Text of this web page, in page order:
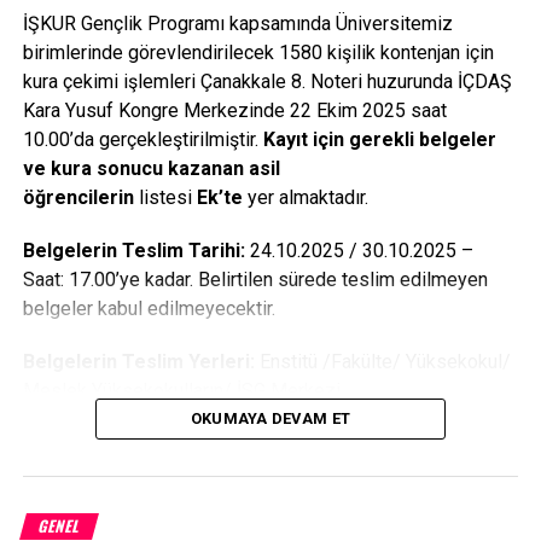
Boğazı“ da demiştir. İşte boğaza ismini de veren bu kentte
boğazlarla ilgili en eski gümrük yasası da bulunmuştur. Bu
da bu geçiş noktasının tarihtedi önemini açıkca ortaya
koymaktadır. İstanbul Arkeoloji Müzeleri’ndeki Troia
eserlerinin hemen önünde sergilenen bu yazıtta aynen
şunlar kazılmıştır:
Gümrüğü Yasası:
Eğer kim bu kuralları çiğnemeye cesaret ederse, ona dost
koyduğumuz bu kuralların hiç bir şekilde dışına
çıkılmasın. Çünkü biz onunun gizli ve kötü bir iş
yapmamasını, uyanık olmasını ve çok çalışmasını isteriz.
Emirlerimiz taş levhalara kazınıp, hem görmek
İŞKUR Gençlik Programı kapsamında Üniversitemiz
birimlerinde görevlendirilecek 1580 kişilik kontenjan için
kura çekimi işlemleri Çanakkale 8. Noteri huzurunda İÇDAŞ
Kara Yusuf Kongre Merkezinde 22 Ekim 2025 saat
10.00’da gerçekleştirilmiştir. Kayıt için gerekli belgeler
ve kura sonucu kazanan asil
öğrencilerin listesi Ek’te yer almaktadır.
Belgelerin Teslim Tarihi: 24.10.2025 / 30.10.2025 –
Saat: 17.00’ye kadar. Belirtilen sürede teslim edilmeyen
belgeler kabul edilmeyecektir.
Asil Olarak Hak Kazanan Öğrencilerimizden İstenen
Belgeler:
1- Kimlik Fotokopisi
OKUMAYA DEVAM ET
GENEL